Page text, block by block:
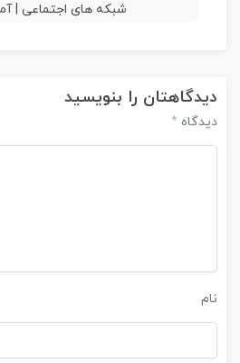
شبکه های اجتماعی |
دیدگاهتان را بنویسید
دیدگاه *
نام